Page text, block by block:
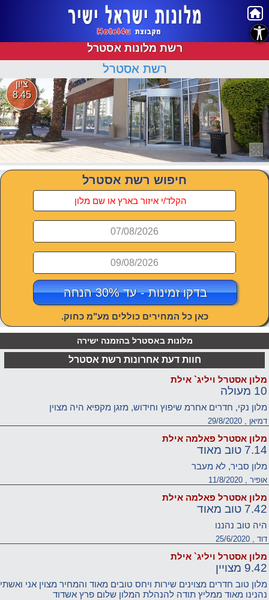
רשת מלונות אסטרל
רשת אסטרל
ציון
8.45
חיפוש רשת אסטרל
07/08/2026
09/08/2026
בדקו זמינות - עד 30% הנחה
כאן כל המחירים כוללים מע"מ כחוק.
מלונות באסטרל בהזמנה ישירה
חוות דעת אחרונות רשת אסטרל
מלון אסטרל ויליג` אילת
10 מעולה
מלון נקי, חדרים אחרמ שיפוץ וחידוש, מזגן מקפיא היה מצוין
דמיאן , 29/8/2020
מלון אסטרל פאלמה אילת
7.14 טוב מאוד
מלון סביר, לא מעבר
אופיר , 11/8/2020
מלון אסטרל פאלמה אילת
7.42 טוב מאוד
היה טוב נהננו
דוד , 25/6/2020
מלון אסטרל ויליג` אילת
9.42 מצויין
מלון טוב חדרים מצוינים שירות ויחס טובים מאוד והמחיר מצוין אני ואשתי
נהנינו מאוד ממליץ תודה להנהלת המלון שלום פרץ אשדוד
נגישות